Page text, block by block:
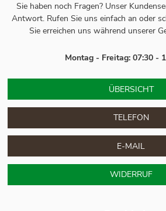
Sie haben noch Fragen? Unser
Antwort. Rufen Sie uns einfach an oder
Sie erreichen uns während unserer
Montag - Freitag: 07:30 -
ÜBERSICHT
TELEFON
E-MAIL
WIDERRUF